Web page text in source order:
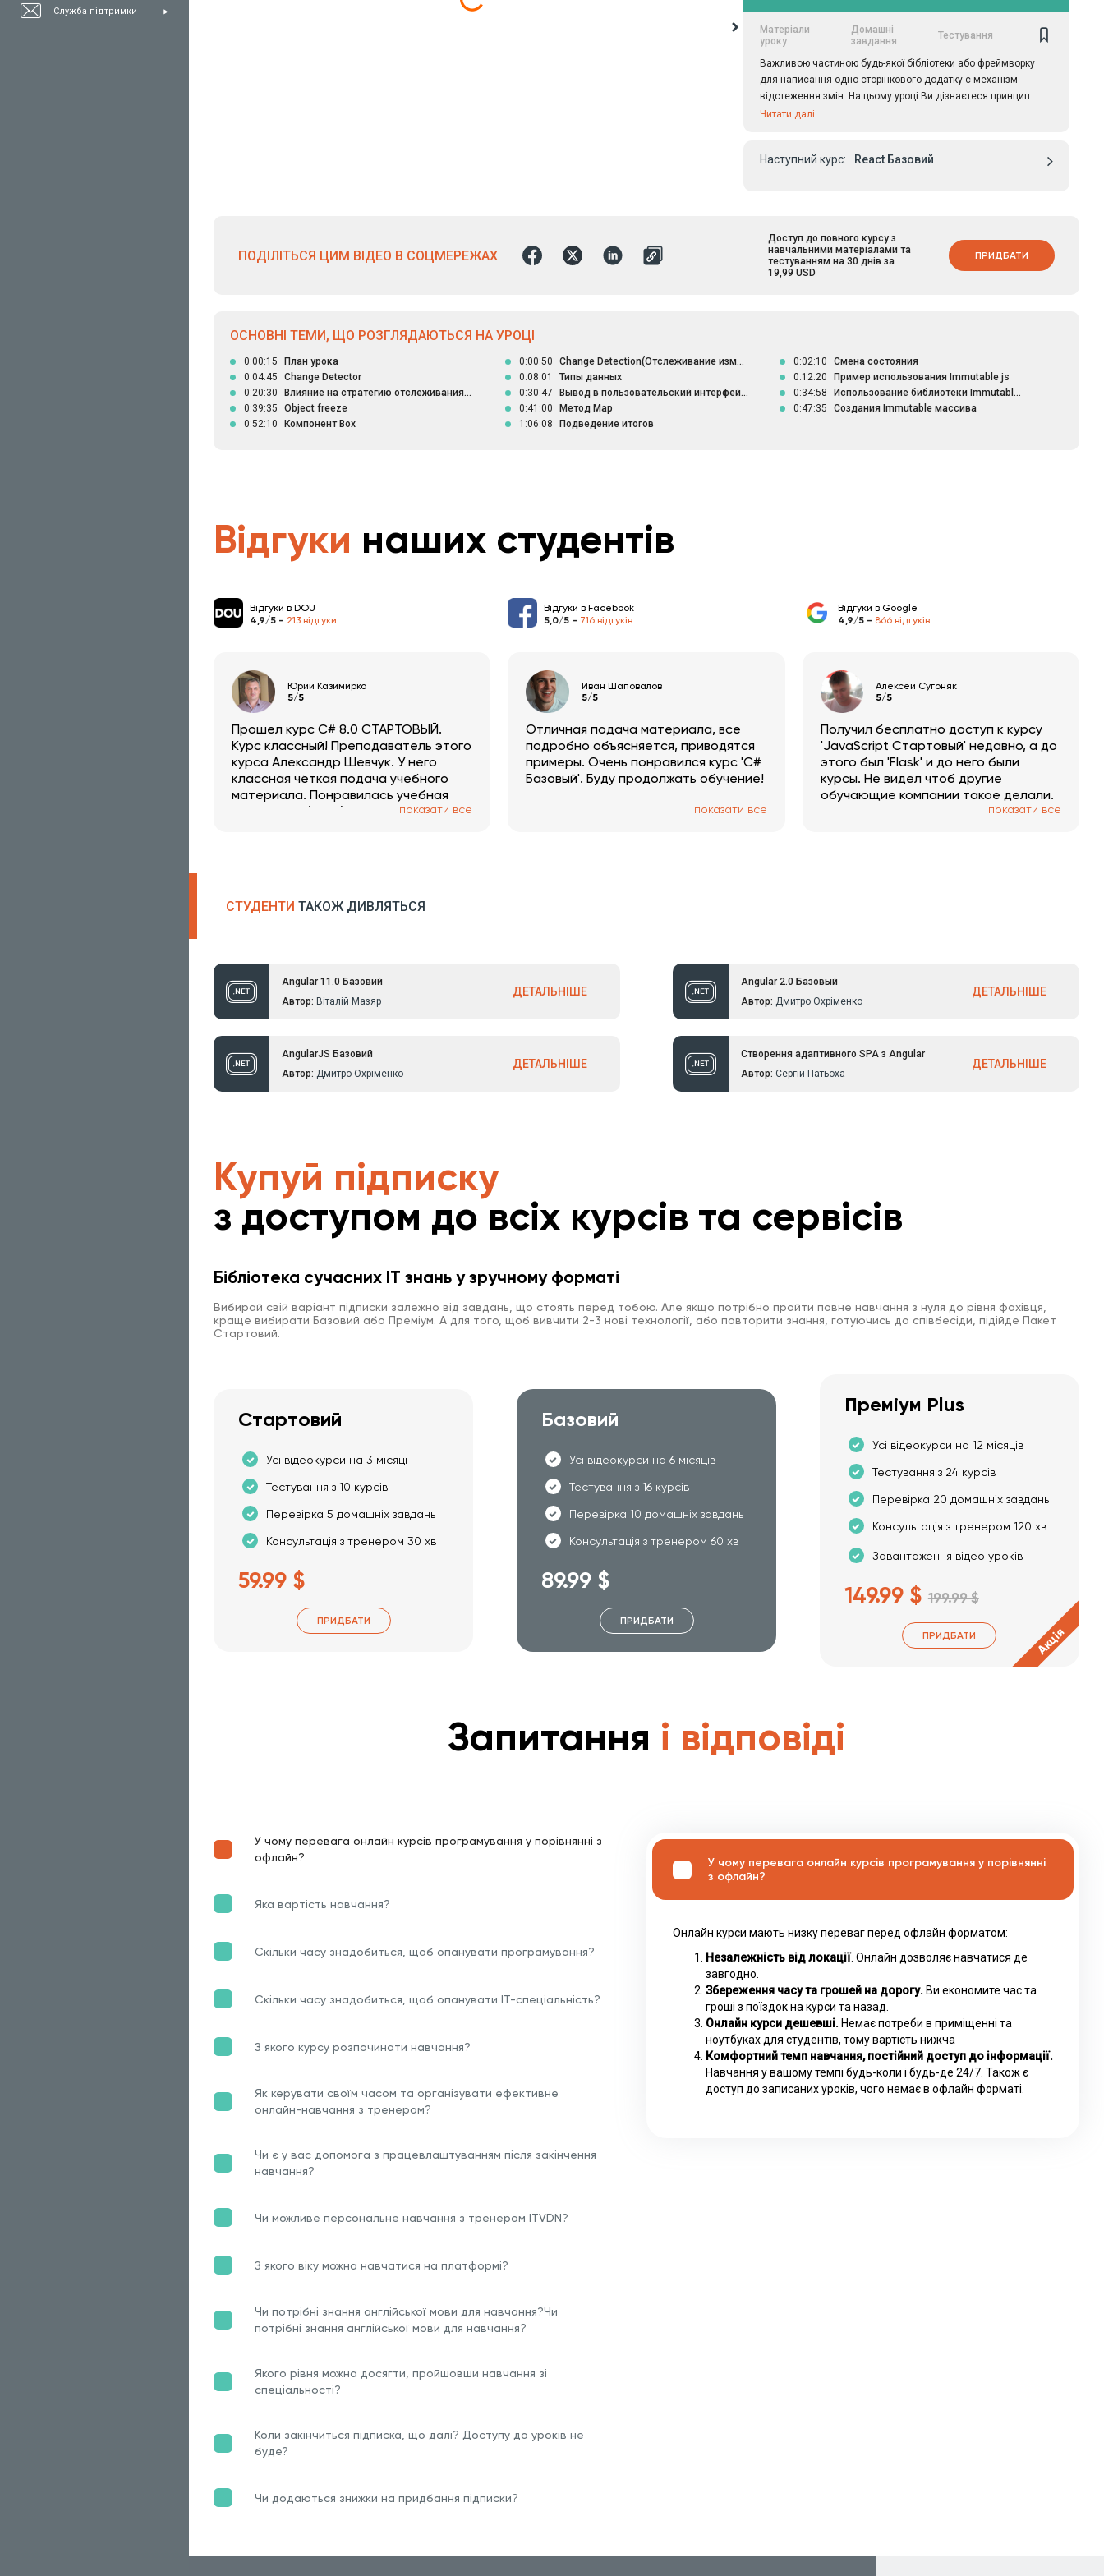
Служба підтримки
Матеріали
уроку
Домашні
завдання
Тестування
Важливою частиною будь-якої бібліотеки або фреймворку
для написання одно сторінкового додатку є механізм
відстеження змін. На цьому уроці Ви дізнаєтеся принцип
виявлення змін в Angular додатках, а також те, як можна
Читати далі...
Наступний курс: React Базовий
ПОДІЛІТЬСЯ ЦИМ ВІДЕО В СОЦМЕРЕЖАХ
Доступ до повного курсу з
навчальними матеріалами та
тестуванням на 30 днів за
19,99 USD
ПРИДБАТИ
ОСНОВНІ ТЕМИ, ЩО РОЗГЛЯДАЮТЬСЯ НА УРОЦІ
0:00:15 План урока 0:00:50 Change Detection(Отслеживание изм... 0:02:10
Смена состояния
0:04:45
Change Detector 0:08:01 Типы данных 0:12:20
Пример использования Immutable js
0:20:30
Влияние на стратегию отслеживания... 0:30:47 Вывод в пользовательский интерфей... 0:34:58
Использование библиотеки Immutabl...
0:39:35
Object freeze 0:41:00 Метод Map 0:47:35
Создания Immutable массива
0:52:10
Компонент Box 1:06:08 Подведение итогов
Відгуки наших студентів
Відгуки в DOU
4,9/5 - 213 відгуки
Відгуки в Facebook
5,0/5 - 716 відгуків
Відгуки в Google
4,9/5 - 866 відгуків
Юрий Казимирко
5/5
Прошел курс C# 8.0 СТАРТОВЫЙ.
Курс классный! Преподаватель этого
курса Александр Шевчук. У него
классная чёткая подача учебного
материала. Понравилась учебная
платформа (сайт) ITVDN, онапоказати все
Иван Шаповалов
5/5
Отличная подача материала, все
подробно объясняется, приводятся
примеры. Очень понравился курс 'С#
Базовый'. Буду продолжать обучение!
показати все
Алексей Сугоняк
5/5
Получил бесплатно доступ к курсу
'JavaScript Стартовый' недавно, а до
этого был 'Flask' и до него были
курсы. Не видел чтоб другие
обучающие компании такое делали.
Это я считаю здорово. И объясняют
показати все
СТУДЕНТИ ТАКОЖ ДИВЛЯТЬСЯ
Angular 11.0 Базовий
Автор: Віталій Мазяр
ДЕТАЛЬНІШЕ
Angular 2.0 Базовый
Автор: Дмитро Охріменко
ДЕТАЛЬНІШЕ
AngularJS Базовий
Автор: Дмитро Охріменко
ДЕТАЛЬНІШЕ
Створення адаптивного SPA з Angular
Автор: Сергій Патьоха
ДЕТАЛЬНІШЕ
Купуй підписку
з доступом до всіх курсів та сервісів
Бібліотека сучасних IT знань у зручному форматі
Вибирай свій варіант підписки залежно від завдань, що стоять перед тобою. Але якщо потрібно пройти повне навчання з нуля до рівня фахівця,
краще вибирати Базовий або Преміум. А для того, щоб вивчити 2-3 нові технології, або повторити знання, готуючись до співбесіди, підійде Пакет
Стартовий.
Стартовий
Усі відеокурси на 3 місяці
Тестування з 10 курсів
Перевірка 5 домашніх завдань
Консультація з тренером 30 хв
59.99 $
ПРИДБАТИ
Базовий
Усі відеокурси на 6 місяців
Тестування з 16 курсів
Перевірка 10 домашніх завдань
Консультація з тренером 60 хв
89.99 $
ПРИДБАТИ
Преміум Plus
Усі відеокурси на 12 місяців
Тестування з 24 курсів
Перевірка 20 домашніх завдань
Консультація з тренером 120 хв
Завантаження відео уроків
149.99 $ 199.99 $
ПРИДБАТИ Акція
Запитання і відповіді
У чому перевага онлайн курсів програмування у порівнянні з
офлайн?
Яка вартість навчання?
Скільки часу знадобиться, щоб опанувати програмування?
Скільки часу знадобиться, щоб опанувати ІТ-спеціальність?
З якого курсу розпочинати навчання?
Як керувати своїм часом та організувати ефективне
онлайн-навчання з тренером?
Чи є у вас допомога з працевлаштуванням після закінчення
навчання?
Чи можливе персональне навчання з тренером ITVDN?
З якого віку можна навчатися на платформі?
Чи потрібні знання англійської мови для навчання?Чи
потрібні знання англійської мови для навчання?
Якого рівня можна досягти, пройшовши навчання зі
спеціальності?
Коли закінчиться підписка, що далі? Доступу до уроків не
буде?
Чи додаються знижки на придбання підписки?
У чому перевага онлайн курсів програмування у порівнянні
з офлайн?
Онлайн курси мають низку переваг перед офлайн форматом:
Незалежність від локації. Онлайн дозволяє навчатися де
завгодно.
Збереження часу та грошей на дорогу. Ви економите час та
гроші з поїздок на курси та назад.
Онлайн курси дешевші. Немає потреби в приміщенні та
ноутбуках для студентів, тому вартість нижча
Комфортний темп навчання, постійний доступ до інформації.
Навчання у вашому темпі будь-коли і будь-де 24/7. Також є
доступ до записаних уроків, чого немає в офлайн форматі.